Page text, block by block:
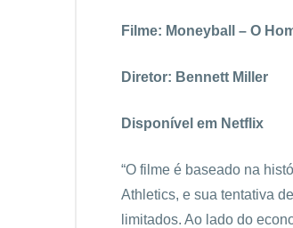
Filme: Moneyball – O
Diretor: Bennett Miller
Disponível em Netflix
“O filme é baseado na
Athletics, e sua tentativa
limitados. Ao lado do